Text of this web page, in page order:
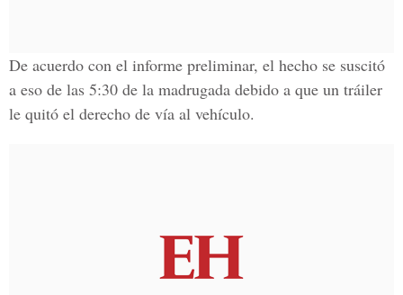
De acuerdo con el informe preliminar, el hecho se suscitó
a eso de las 5:30 de la madrugada debido a que un tráiler
le quitó el derecho de vía al vehículo.